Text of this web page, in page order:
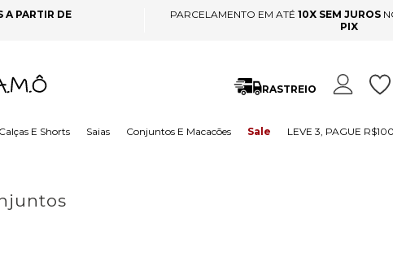
A PARTIR DE
PARCELAMENTO EM ATÉ 10X SEM JUROS
PIX
RASTREIO
Calças E Shorts Saias Conjuntos E Macacões Sale LEVE 3, PAGUE R$100